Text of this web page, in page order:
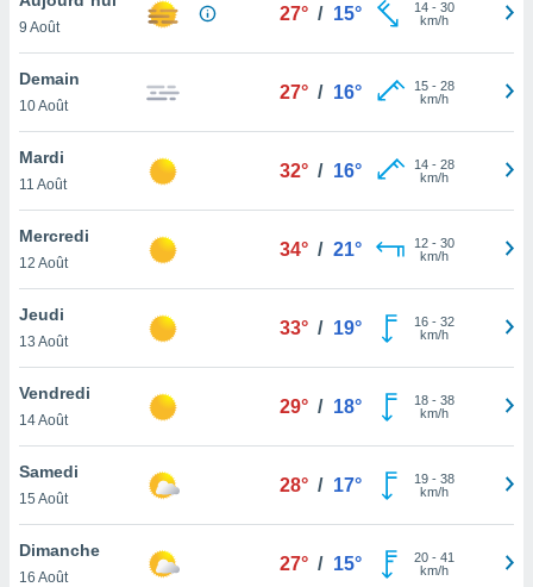
et
»,
au
vous
qu'ils
ou
le
ainsi
un
la
du
en
9 Août
27° / 15° 14- 30
km/h
Demain
10 Août
27° / 16° 15- 28
km/h
Mardi
11 Août
32° / 16° 14- 28
km/h
Mercredi
12 Août
34° / 21° 12- 30
km/h
Jeudi
13 Août
33° / 19° 16- 32
km/h
Vendredi
14 Août
29° / 18° 18- 38
km/h
Samedi
15 Août
28° / 17° 19- 38
km/h
Dimanche
16 Août
27° / 15° 20- 41
km/h